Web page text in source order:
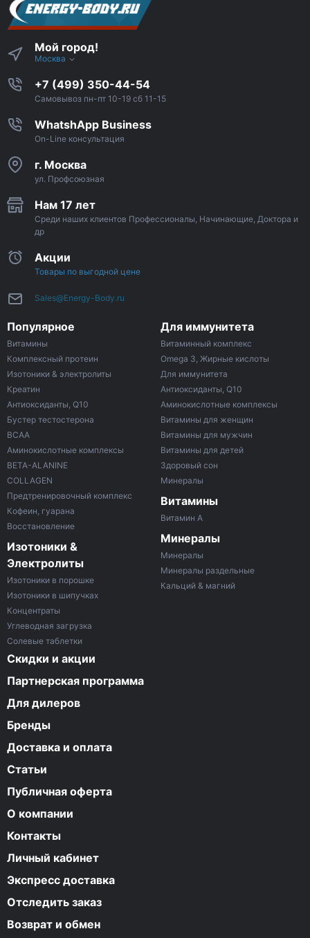
Мой город!
Москва
+7 (499) 350-44-54
Самовывоз пн-пт 10-19 сб 11-15
WhatshApp Business
On-Line консультация
г. Москва
ул. Профсоюзная
Нам 17 лет
Среди наших клиентов Профессионалы, Начинающие, Доктора и
др
Акции
Товары по выгодной цене
Sales@Energy-Body.ru
Популярное
Витамины
Комплексный протеин
Изотоники & электролиты
Креатин
Антиоксиданты, Q10
Бустер тестостерона
ВСАА
Аминокислотные комплексы
BETA-ALANINE
COLLAGEN
Предтренировочный комплекс
Кофеин, гуарана
Восстановление
Изотоники &
Электролиты
Изотоники в порошке
Изотоники в шипучках
Концентраты
Углеводная загрузка
Солевые таблетки
Для иммунитета
Витаминный комплекс
Omega 3, Жирные кислоты
Для иммунитета
Антиоксиданты, Q10
Аминокислотные комплексы
Витамины для женщин
Витамины для мужчин
Витамины для детей
Здоровый сон
Минералы
Витамины
Витамин A
Минералы
Минералы
Минералы раздельные
Кальций & магний
Скидки и акции
Партнерская программа
Для дилеров
Бренды
Доставка и оплата
Статьи
Публичная оферта
О компании
Контакты
Личный кабинет
Экспресс доставка
Отследить заказ
Возврат и обмен